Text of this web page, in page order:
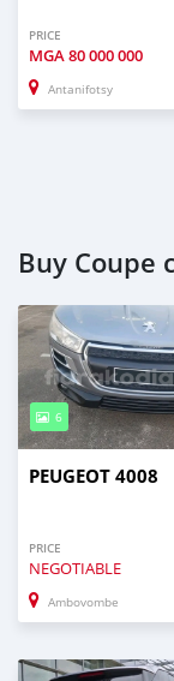
PRICE
MGA80 000 000
Antanifotsy
Buy Coupe
6
PEUGEOT 4008
PRICE
NEGOTIABLE
Ambovombe